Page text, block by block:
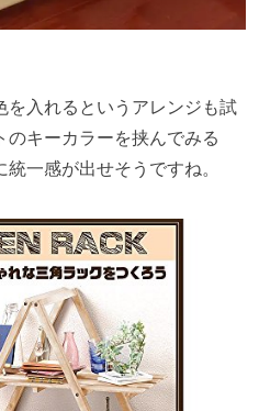
入れるというアレンジも試
キーカラーを挟んでみる
一感が出せそうですね。